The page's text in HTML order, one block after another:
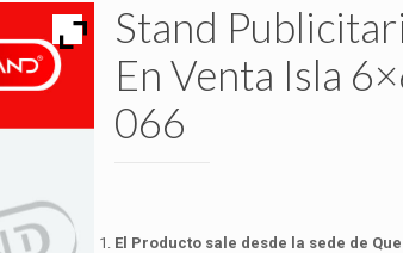
Stand
En Venta Isla
066
El Producto sale desde la sede de